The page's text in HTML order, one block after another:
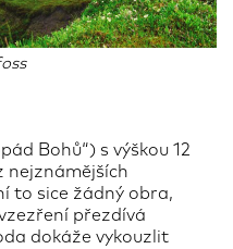
Bohů“) s výškou 12
nejznámějších
to sice žádný obra,
přezdívá
dokáže vykouzlit